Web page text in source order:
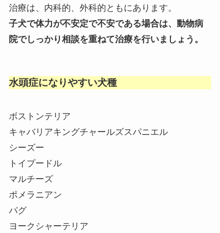
治療は、内科的、外科的ともにあります。
子犬で体力が不安定で不安である場合は、動物病
院でしっかり相談を重ねて治療を行いましょう。
水頭症になりやすい犬種
ボストンテリア
キャバリアキングチャールズスパニエル
シーズー
トイプードル
マルチーズ
ポメラニアン
パグ
ヨークシャーテリア